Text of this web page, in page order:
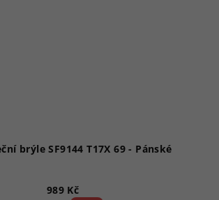
Fila sluneční brýle SF9144 T17X 69 - Pánské
989 Kč